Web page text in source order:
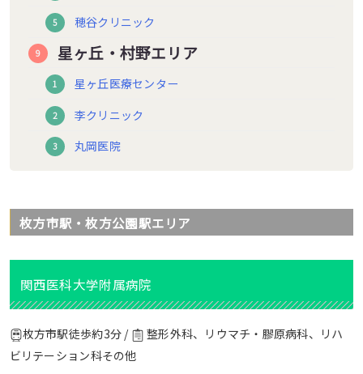
穂谷クリニック
星ヶ丘・村野エリア
星ヶ丘医療センター
李クリニック
丸岡医院
枚方市駅・枚方公園駅エリア
関西医科大学附属病院
枚方市駅徒歩約3分 /
整形外科、リウマチ・膠原病科、リハ
ビリテーション科その他